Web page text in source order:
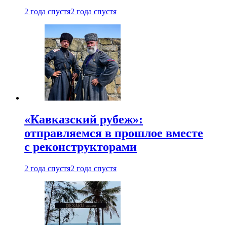
2 года спустя2 года спустя
«Кавказский рубеж»:
отправляемся в прошлое вместе
с реконструкторами
2 года спустя2 года спустя